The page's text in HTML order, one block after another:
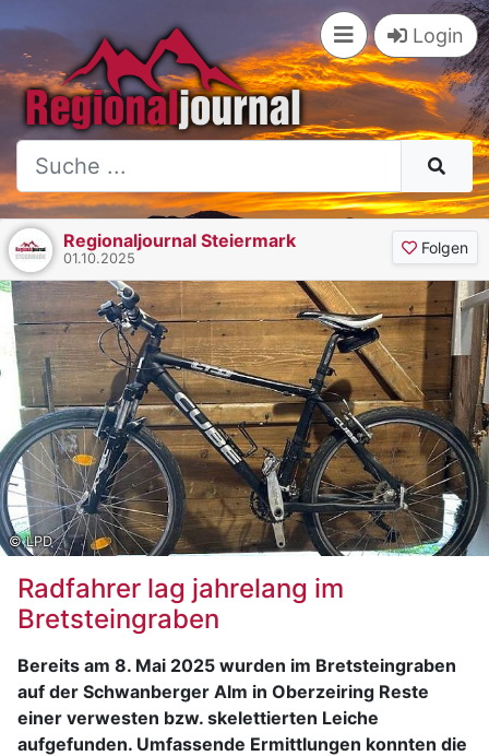
Login
Regionaljournal Steiermark
01.10.2025
Folgen
© LPD
Radfahrer lag jahrelang im
Bretsteingraben
Bereits am 8. Mai 2025 wurden im Bretsteingraben
auf der Schwanberger Alm in Oberzeiring Reste
einer verwesten bzw. skelettierten Leiche
aufgefunden. Umfassende Ermittlungen konnten die